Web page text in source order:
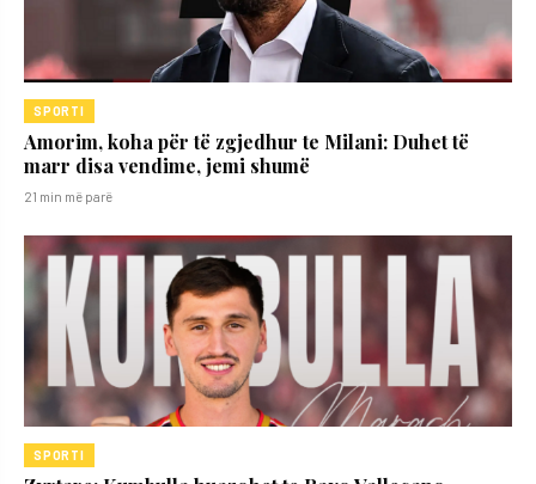
SPORTI
Amorim, koha për të zgjedhur te Milani: Duhet të
marr disa vendime, jemi shumë
21 min më parë
SPORTI